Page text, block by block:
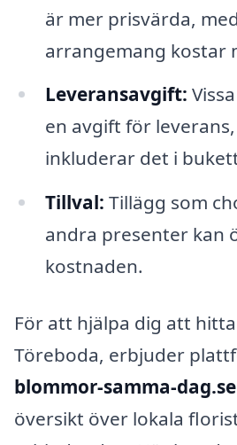
är mer prisvärda,
arrangemang kostar
Leveransavgift:
en avgift för
inkluderar det i
Tillval: Tillägg som
andra presenter kan
kostnaden.
För att hjälpa dig att
Töreboda, erbjuder
blommor-samma-dag.se
översikt över lokala